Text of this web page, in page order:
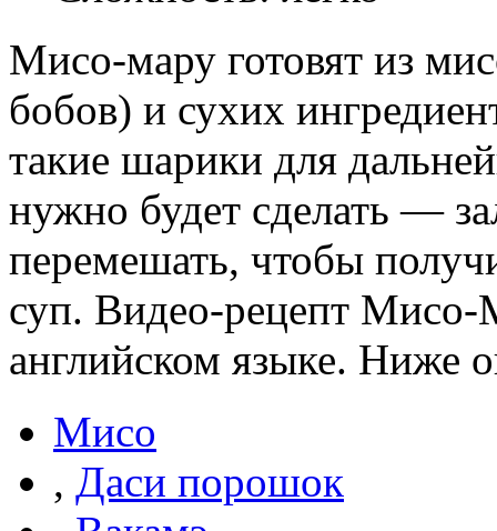
Мисо-мару готовят из
бобов) и сухих
такие шарики для
нужно будет сделать —
перемешать, чтобы
суп. Видео-рецепт Мисо-
английском языке. Ниже
Мисо
, Даси порошок